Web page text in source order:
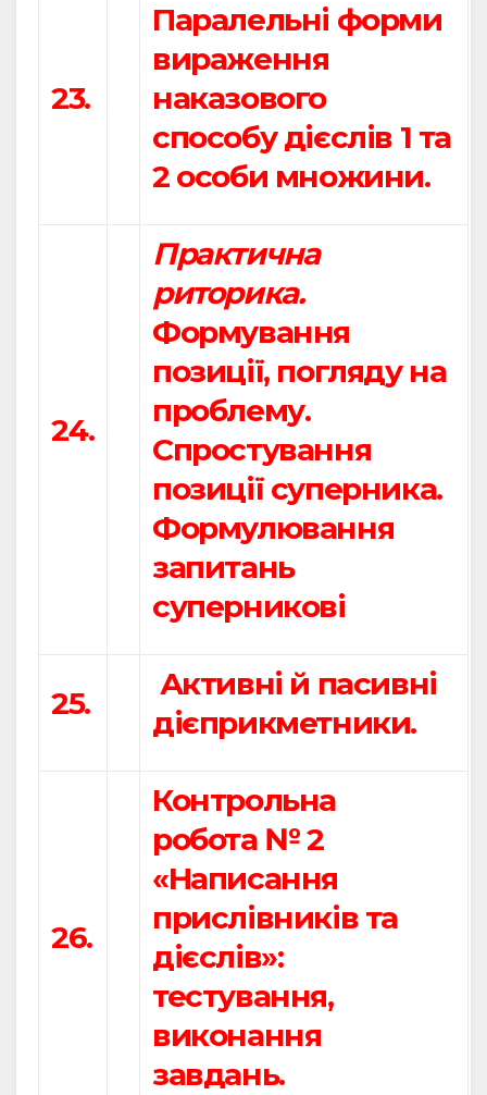
23.
Паралельні форми
вираження
наказового
способу дієслів 1 та
2 особи множини.
24.
Практична
риторика.
Формування
позиції, погляду на
проблему.
Спростування
позиції суперника.
Формулювання
запитань
суперникові
25.
Активні й пасивні
дієприкметники.
26.
Контрольна
робота № 2
«Написання
прислівників та
дієслів»:
тестування,
виконання
завдань.